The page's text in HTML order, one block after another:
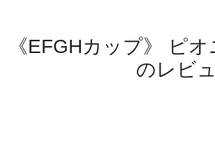
《EFGHカップ》 ピ
のレビ